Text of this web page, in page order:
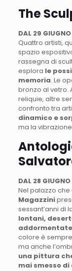
The
DAL 29
Quattro artisti,
spazio
rassegna di
esplora le
memoria. Le
bronzo al vetro.
reliquie, altre
confronto tra
dinamico e
ma la
DAL 28
Nel palazzo che
Magazzini
sessant’anni di
lontani,
colore è
ma anche
una pittura
mai smesso